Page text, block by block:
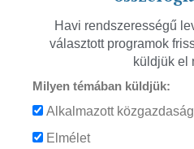
Havi rendszerességű
választott programok
küldjük el
Milyen témában küldjük:
Alkalmazott
Elmélet